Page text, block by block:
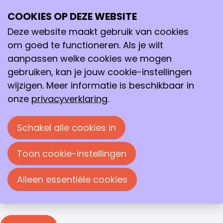
Inloggen
Inloggen
Je moet inloggen om deze pagina te bekijken. Je
kunt je e-mailadres en wachtwoord in de
onderstaande velden invullen om in te loggen.
Inloggen
E-mailadres
Wachtwoord
Wachtwoord weergeven
Wachtwoord vergeten?
COOKIES OP DEZE WEBSITE
Deze website maakt gebruik van cookies
om goed te functioneren. Als je wilt
aanpassen welke cookies we mogen
gebruiken, kan je jouw cookie-instellingen
wijzigen. Meer informatie is beschikbaar in
onze privacyverklaring.
Schakel alle cookies in
Toon cookie-instellingen
Alleen essentiële cookies